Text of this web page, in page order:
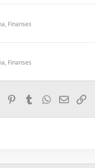
Finanses
Finanses
Reddit PinterestTumblrWhatsApp
E-pasts